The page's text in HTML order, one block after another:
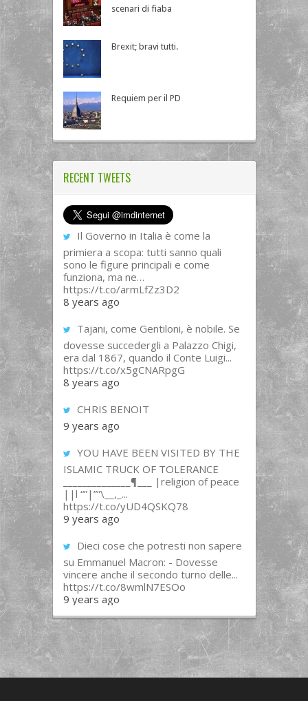
scenari di fiaba
Brexit; bravi tutti.
Requiem per il PD
RECENT TWEETS
Il Governo in Italia è come la
primiera a scopa: tutti sanno quali
sono le figure principali e come
funziona, ma ne…
https://t.co/armLfZz3D2
8 years ago
Tajani, come Gentiloni, è nobile. Se
dovesse succedergli a Palazzo Chigi,
era dal 1867, quando il Conte Luigi...
https://t.co/x5gCNARpgG
8 years ago
CHRIS BENOIT
9 years ago
YOU HAVE BEEN VISITED BY THE
ISLAMIC TRUCK OF TOLERANCE
______________¶___ |religion of peace
||l “”|””\__,_...
https://t.co/yUD4QSKQ78
9 years ago
Dieci cose che potresti non sapere
su Emmanuel Macron: - Dovesse
vincere anche il secondo turno delle...
https://t.co/8wmlN7ESOo
9 years ago